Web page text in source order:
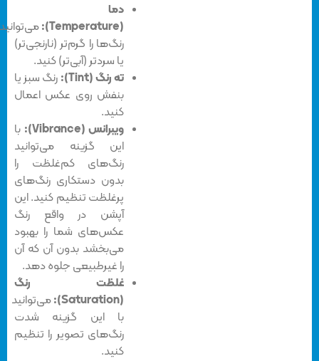
دما
می‌توانید
رنگ‌ها را گرم‌تر (نارنجی‌تر)
یا سردتر (آبی‌تر) کنید.
ته رنگ (Tint):
رنگ سبز یا
بنفش روی عکس‌ اعمال
کنید.
ویبرانس (Vibrance):
با
این گزینه می‌توانید
رنگ‌های کم‌غلظت را
بدون دستکاری رنگ‌های
پرغلظت تنظیم کنید. این
آپشن در واقع رنگ‌
عکس‌های شما را بهبود
می‌بخشد بدون آن که آن
را غیرطبیعی جلوه دهد.
غلظت رنگ
می‌توانید
با این گزینه شدت
رنگ‌های تصویر را تنظیم
کنید.